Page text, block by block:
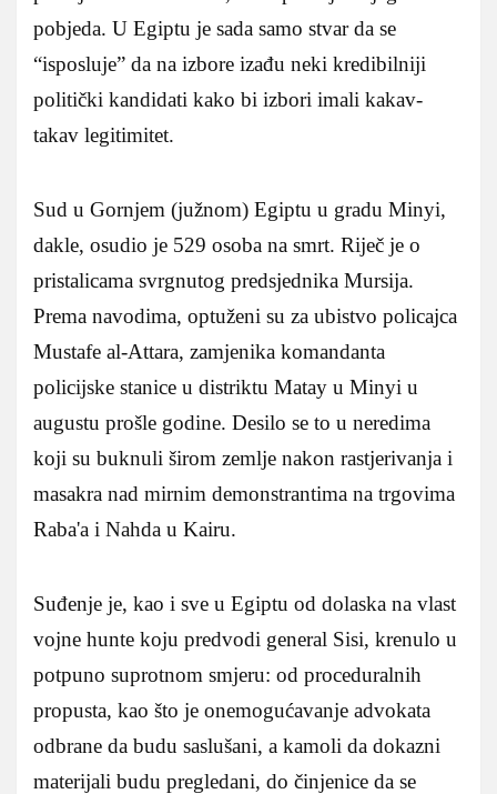
pobjeda. U Egiptu je sada samo stvar da se
“isposluje” da na izbore izađu neki kredibilniji
politički kandidati kako bi izbori imali kakav-
takav legitimitet.
Sud u Gornjem (južnom) Egiptu u gradu Minyi,
dakle, osudio je 529 osoba na smrt. Riječ je o
pristalicama svrgnutog predsjednika Mursija.
Prema navodima, optuženi su za ubistvo policajca
Mustafe al-Attara, zamjenika komandanta
policijske stanice u distriktu Matay u Minyi u
augustu prošle godine. Desilo se to u neredima
koji su buknuli širom zemlje nakon rastjerivanja i
masakra nad mirnim demonstrantima na trgovima
Raba'a i Nahda u Kairu.
Suđenje je, kao i sve u Egiptu od dolaska na vlast
vojne hunte koju predvodi general Sisi, krenulo u
potpuno suprotnom smjeru: od proceduralnih
propusta, kao što je onemogućavanje advokata
odbrane da budu saslušani, a kamoli da dokazni
materijali budu pregledani, do činjenice da se